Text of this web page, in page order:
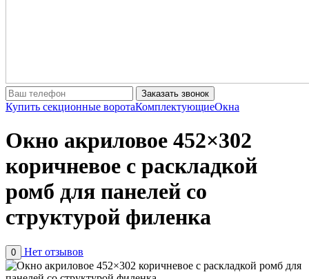
Заказать звонок
Купить секционные воротаКомплектующиеОкна
Окно акриловое 452×302
коричневое с раскладкой
ромб для панелей со
структурой филенка
0 Нет отзывов